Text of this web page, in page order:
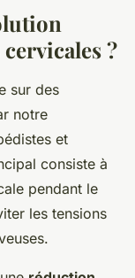
?
sur des
notre
et
consiste à
pendant le
les tensions